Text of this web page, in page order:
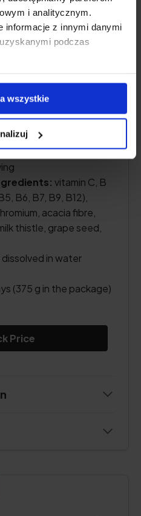
i analitycznym.
informacje z innymi danymi
podczas
wszystkie
g of whey protein
vitamin C, B
B6, B7, B9, B12),
acacia fibre,
thistle, grape seed,
in water
(375 g in the package)
Price